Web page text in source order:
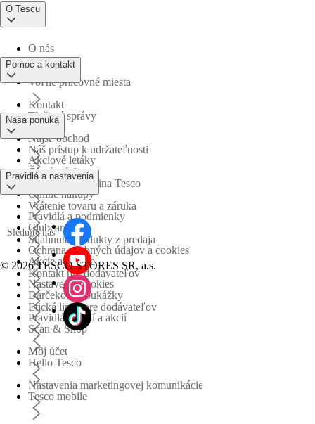
O Tescu
O nás
Voľné pracovné miesta
Tlačové správy
Náš prístup k udržateľnosti
Obchodná skupina Tesco
Pomoc a kontakt
Kontakt
Nájsť obchod
Časté otázky
Vrátenie tovaru a záruka
Stiahnuté produkty z predaja
Kontakt pre dodávateľov
Etická linka pre dodávateľov
Naša ponuka
Akciové letáky
Online nákupy
Clubcard
Akcie a súťaže
Darčekové poukážky
Scan & Shop
Hello Tesco
Tesco mobile
Pravidlá a nastavenia
Pravidlá a podmienky
Ochrana osobných údajov a cookies
Nastavenia cookies
Pravidlá súťaží a akcií
Môj účet
Nastavenia marketingovej komunikácie
Sledujte nás
© 2026 TESCO STORES SR, a.s.